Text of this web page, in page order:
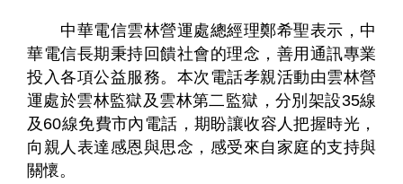
中華電信雲林營運處總經理鄭希聖表示，中
華電信長期秉持回饋社會的理念，善用通訊專業
投入各項公益服務。本次電話孝親活動由雲林營
運處於雲林監獄及雲林第二監獄，分別架設35線
及60線免費市內電話，期盼讓收容人把握時光，
向親人表達感恩與思念，感受來自家庭的支持與
關懷。